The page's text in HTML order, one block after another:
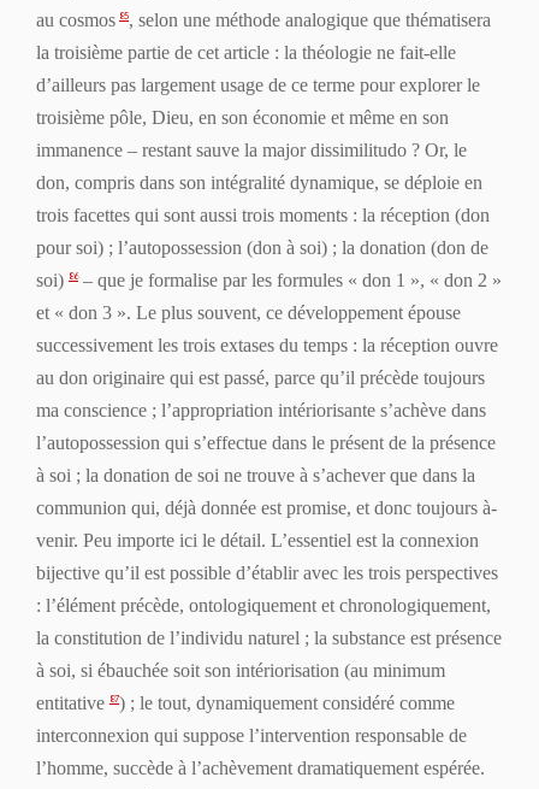
au cosmos 85, selon une méthode analogique que thématisera
la troisième partie de cet article : la théologie ne fait-elle
d’ailleurs pas largement usage de ce terme pour explorer le
troisième pôle, Dieu, en son économie et même en son
immanence – restant sauve la major dissimilitudo ? Or, le
don, compris dans son intégralité dynamique, se déploie en
trois facettes qui sont aussi trois moments : la réception (don
pour soi) ; l’autopossession (don à soi) ; la donation (don de
soi) 86– que je formalise par les formules « don 1 », « don 2 »
et « don 3 ». Le plus souvent, ce développement épouse
successivement les trois extases du temps : la réception ouvre
au don originaire qui est passé, parce qu’il précède toujours
ma conscience ; l’appropriation intériorisante s’achève dans
l’autopossession qui s’effectue dans le présent de la présence
à soi ; la donation de soi ne trouve à s’achever que dans la
communion qui, déjà donnée est promise, et donc toujours à-
venir. Peu importe ici le détail. L’essentiel est la connexion
bijective qu’il est possible d’établir avec les trois perspectives
: l’élément précède, ontologiquement et chronologiquement,
la constitution de l’individu naturel ; la substance est présence
à soi, si ébauchée soit son intériorisation (au minimum
entitative 87) ; le tout, dynamiquement considéré comme
interconnexion qui suppose l’intervention responsable de
l’homme, succède à l’achèvement dramatiquement espérée.